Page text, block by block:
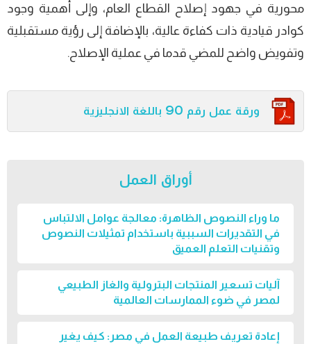
محورية في جهود إصلاح القطاع العام، وإلى أهمية وجود
كوادر قيادية ذات كفاءة عالية، بالإضافة إلى رؤية مستقبلية
وتفويض واضح للمضي قدما في عملية الإصلاح.
ورقة عمل رقم 90 باللغة الانجليزية
أوراق العمل
ما وراء النصوص الظاهرة: معالجة عوامل الالتباس
في التقديرات السببية باستخدام تمثيلات النصوص
وتقنيات التعلم العميق
آليات تسعير المنتجات البترولية والغاز الطبيعي
لمصر في ضوء الممارسات العالمية
إعادة تعريف طبيعة العمل في مصر: كيف يغير